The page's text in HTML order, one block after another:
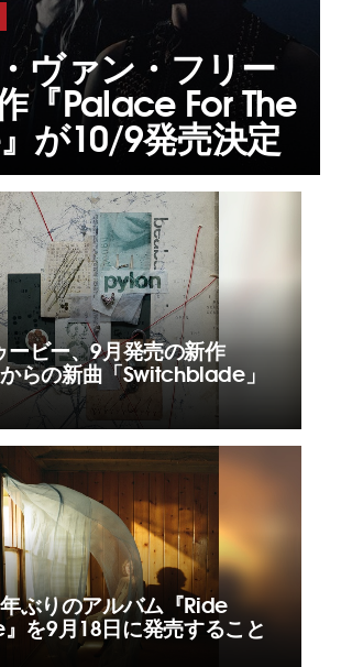
ヴァン・フリー
『Palace For The
が10/9発売決定
ービー、9月発売の新作
らの新曲「Switchblade」
ぶりのアルバム『Ride
を9月18日に発売すること